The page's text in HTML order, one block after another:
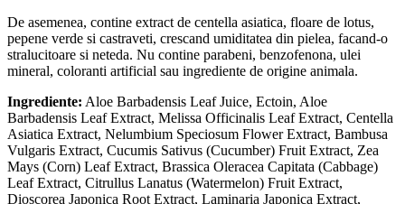
De asemenea, contine extract de centella asiatica, floare de lotus,
pepene verde si castraveti, crescand umiditatea din pielea, facand-o
stralucitoare si neteda. Nu contine parabeni, benzofenona, ulei
mineral, coloranti artificial sau ingrediente de origine animala.
Ingrediente: Aloe Barbadensis Leaf Juice, Ectoin, Aloe
Barbadensis Leaf Extract, Melissa Officinalis Leaf Extract, Centella
Asiatica Extract, Nelumbium Speciosum Flower Extract, Bambusa
Vulgaris Extract, Cucumis Sativus (Cucumber) Fruit Extract, Zea
Mays (Corn) Leaf Extract, Brassica Oleracea Capitata (Cabbage)
Leaf Extract, Citrullus Lanatus (Watermelon) Fruit Extract,
Dioscorea Japonica Root Extract, Laminaria Japonica Extract,